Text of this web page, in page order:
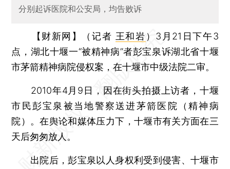
分别起诉医院和公安局，均告败诉
【财新网】（记者 王和岩 ） 3月21日下午3
点，湖北十堰一“被精神病”者彭宝泉诉湖北省十堰
市茅箭精神病院侵权案，在十堰市中级法院二审。
2010年4月9日，因在街头拍摄上访者，十堰
市民彭宝泉被当地警察送进茅箭医院（精神病
院）。在舆论和媒体压力下，十堰市有关方面在三
天后匆匆放人。
出院后，彭宝泉以人身权利受到侵害、十堰市